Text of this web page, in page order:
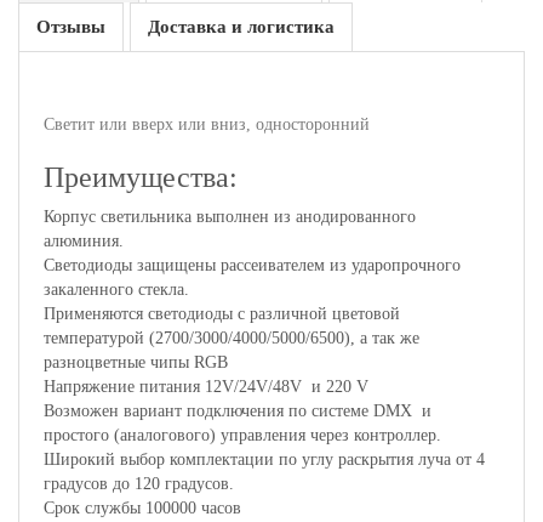
Отзывы Доставка и логистика
Светит или вверх или вниз, односторонний
Преимущества:
Корпус светильника выполнен из анодированного
алюминия.
Светодиоды защищены рассеивателем из ударопрочного
закаленного стекла.
Применяются светодиоды с различной цветовой
температурой (2700/3000/4000/5000/6500), а так же
разноцветные чипы RGB
Напряжение питания 12V/24V/48V и 220 V
Возможен вариант подключения по системе DMX и
простого (аналогового) управления через контроллер.
Широкий выбор комплектации по углу раскрытия луча от 4
градусов до 120 градусов.
Срок службы 100000 часов